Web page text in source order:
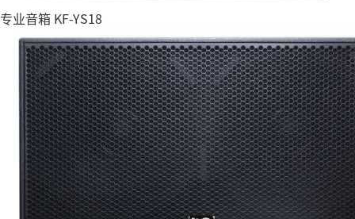
专业音箱 KF-YS18